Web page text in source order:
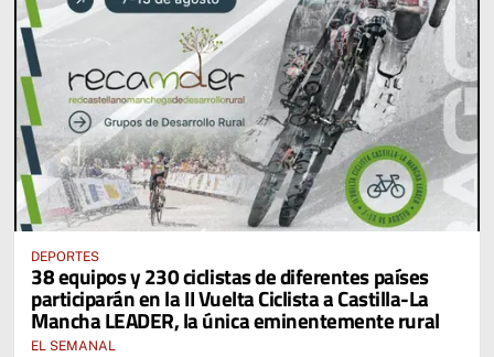
DEPORTES
38 equipos y 230 ciclistas de diferentes países
participarán en la II Vuelta Ciclista a Castilla-La
Mancha LEADER, la única eminentemente rural
EL SEMANAL